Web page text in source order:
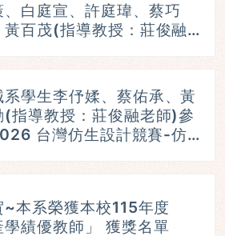
、白庭宣、許庭瑋、蔡巧
黃百茂(指導教授：莊俊融
-仿生機器人組，榮獲：第
。 (115.07.25）
系學生李伃媃、蔡佑承、黃
(指導教授：莊俊融老師)參
台灣仿生設計競賽-仿
）
~本系榮獲本校115年度
學績優教師」 獲獎名單